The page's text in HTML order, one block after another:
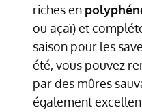
riches en
ou açaï) et
saison pour les
été, vous pouvez
par des mûres
également